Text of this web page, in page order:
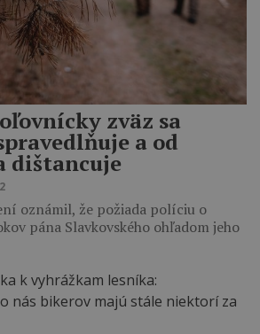
zväz sa
a od
dištancuje
oznámil, že požiada políciu o
pána Slavkovského ohľadom jeho